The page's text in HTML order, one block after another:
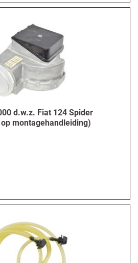
d.w.z. Fiat 124 Spider
montagehandleiding)